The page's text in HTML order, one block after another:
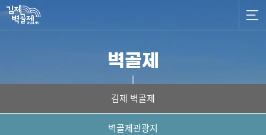
벽골제
우리나라 최고의 최대의 저수지
김제 벽골제
벽골제관광지